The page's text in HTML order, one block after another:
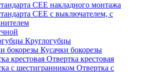
СЕЕ накладного монтажа
СЕЕ с выключателем, с
Круглогубцы
Кусачки бокорезы
Отвертка крестовая
Отвертка с